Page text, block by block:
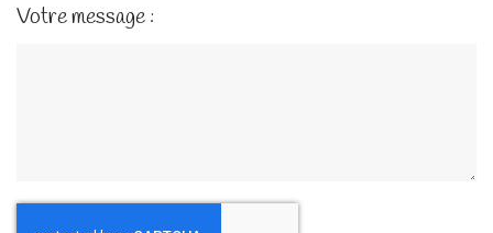
Votre message :